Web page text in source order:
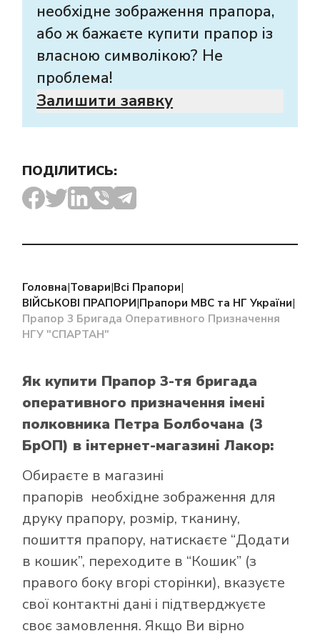
необхідне зображення прапора,
або ж бажаєте купити прапор із
власною символікою? Не
проблема!
Залишити заявку
ПОДІЛИТИСЬ:
Головна|Товари|Всі Прапори|
ВІЙСЬКОВІ ПРАПОРИ|Прапори МВС та НГ України|
Прапор 3 Бригада Оперативного Призначення
НГУ "СПАРТАН"
Як купити Прапор 3-тя бригада
оперативного призначення імені
полковника Петра Болбочана (3
БрОП) в інтернет-магазині Лакор:
Обираєте в магазині
прапорів необхідне зображення для
друку прапору, розмір, тканину,
пошиття прапору, натискаєте “Додати
в кошик”, переходите в “Кошик” (з
правого боку вгорі сторінки), вказуєте
свої контактні дані і підтверджуєте
своє замовлення. Якщо Ви вірно